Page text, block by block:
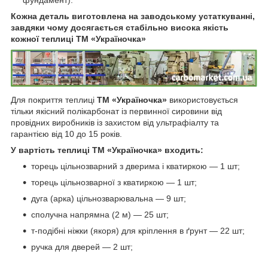
Кожна деталь виготовлена на заводському устаткуванні,
завдяки чому досягається стабільно висока якість
кожної теплиці ТМ «Україночка»
Для покриття теплиці ТМ «Україночка» використовується
тільки якісний полікарбонат із первинної сировини від
провідних виробників із захистом від ультрафіалту та
гарантією від 10 до 15 років.
У вартість теплиці ТМ «Україночка» входить:
торець цільнозварний з дверима і кватиркою — 1 шт;
торець цільнозварної з кватиркою — 1 шт;
дуга (арка) цільнозварювальна — 9 шт;
сполучна напрямна (2 м) — 25 шт;
т-подібні ніжки (якоря) для кріплення в ґрунт — 22 шт;
ручка для дверей — 2 шт;